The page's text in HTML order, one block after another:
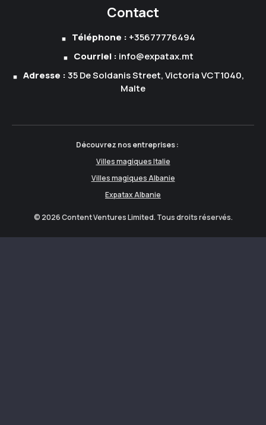
Contact
Téléphone : +35677776494
Courriel : info@expatax.mt
Adresse :35 De Soldanis Street, Victoria VCT1040,
Malte
Découvrez nos entreprises :
Villes magiques Italie
Villes magiques Albanie
Expatax Albanie
© 2026 Content Ventures Limited. Tous droits réservés.